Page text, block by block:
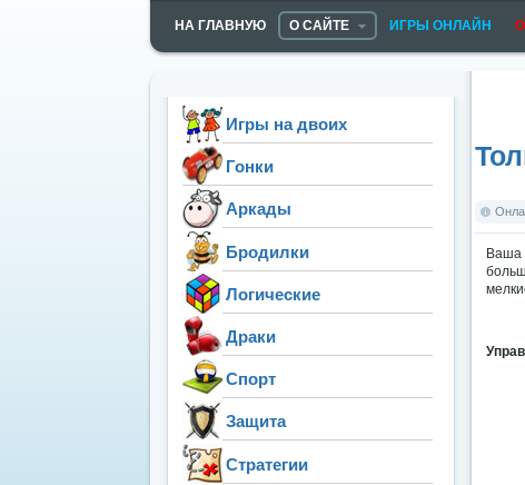
НА ГЛАВНУЮ О САЙТЕ ИГРЫ ОНЛАЙН
Ваша
Игры на двоих
Гонки
Аркады
Бродилки
Логические
Драки
Спорт
Защита
Стратегии